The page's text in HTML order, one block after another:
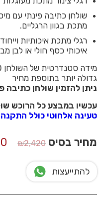
שולחן כתיבה פינתי עם
מתכת בגוון הרגליים.
רגלי מתכת איכותיות
איכותי כסף חולי או לבן
גדולה יותר בתוספת מחיר
ניתן להזמין שולחן כתיבה
עכשיו במבצע כל הרוכש
טעינה אלחוטי כולל
מחיר בסיס ₪2,420
להתייעצות